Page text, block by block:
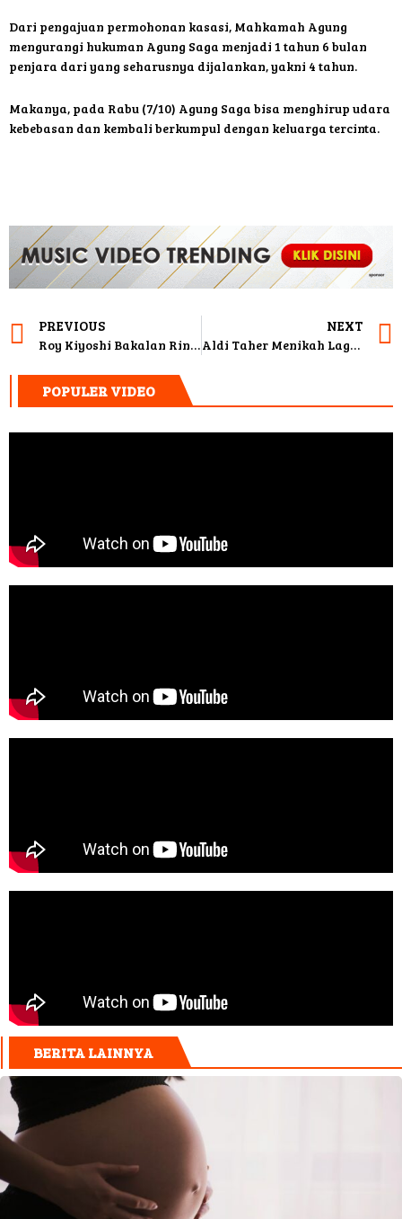
Dari pengajuan permohonan kasasi, Mahkamah Agung
mengurangi hukuman Agung Saga menjadi 1 tahun 6 bulan
penjara dari yang seharusnya dijalankan, yakni 4 tahun.
Makanya, pada Rabu (7/10) Agung Saga bisa menghirup udara
kebebasan dan kembali berkumpul dengan keluarga tercinta.
PREVIOUS
Roy Kiyoshi Bakalan Rindu Menu Makanan di RSKO
NEXT
Aldi Taher Menikah Lagi, Dewi Perssik Pinjamkan Rumah Buat Acara Resepsi
POPULER VIDEO
BERITA LAINNYA